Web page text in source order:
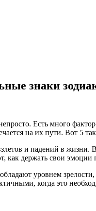
знаки
Есть много
на их пути. Вот 5
и падений в жизни.
как держать свои эмоции
уровнем зрелости,
когда это